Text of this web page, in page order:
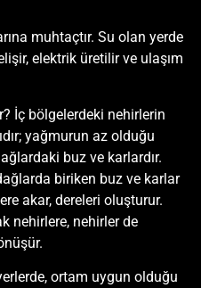
muhtaçtır. Su olan yerde
elektrik üretilir ve ulaşım
İç bölgelerdeki nehirlerin
yağmurun az olduğu
buz ve karlardır.
biriken buz ve karlar
akar, dereleri oluşturur.
nehirlere, nehirler de
ortam uygun olduğu